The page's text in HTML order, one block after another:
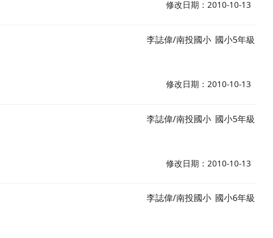
修改日期：2010-10-13
李誌偉/南投國小 國小5年級
修改日期：2010-10-13
李誌偉/南投國小 國小5年級
修改日期：2010-10-13
李誌偉/南投國小 國小6年級